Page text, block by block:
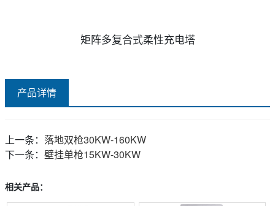
矩阵多复合式柔性充电塔
产品详情
上一条： 落地双枪30KW-160KW
下一条： 壁挂单枪15KW-30KW
相关产品：